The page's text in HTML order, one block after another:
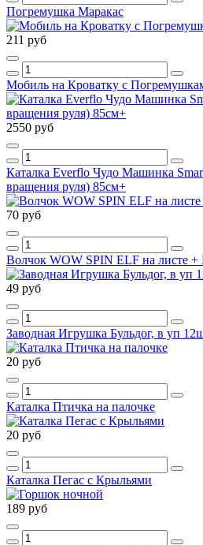
Погремушка Маракас
211 руб
Мобиль на Кроватку с
2550 руб
Каталка Everflo Чудо Машинка
вращения руля) 85см+
70 руб
Волчок WOW SPIN ELF на листе +
49 руб
Заводная Игрушка Бульдог, в уп
20 руб
Каталка Птичка на палочке
20 руб
Каталка Пегас с Крыльями
189 руб